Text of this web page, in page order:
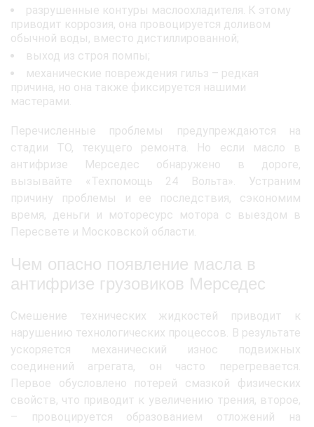
разрушенные контуры маслоохладителя. К этому
приводит коррозия, она провоцируется доливом
обычной воды, вместо дистиллированной;
выход из строя помпы;
механические повреждения гильз – редкая
причина, но она также фиксируется нашими
мастерами.
Перечисленные проблемы предупреждаются на
стадии ТО, текущего ремонта. Но если масло в
антифризе Мерседес обнаружено в дороге,
вызывайте «Техпомощь 24 Вольта». Устраним
причину проблемы и ее последствия, сэкономим
время, деньги и моторесурс мотора с выездом в
Пересвете и Московской области.
Чем опасно появление масла в
антифризе грузовиков Мерседес
Смешение технических жидкостей приводит к
нарушению технологических процессов. В результате
ускоряется механический износ подвижных
соединений агрегата, он часто перегревается.
Первое обусловлено потерей смазкой физических
свойств, что приводит к увеличению трения, второе,
– провоцируется образованием отложений на